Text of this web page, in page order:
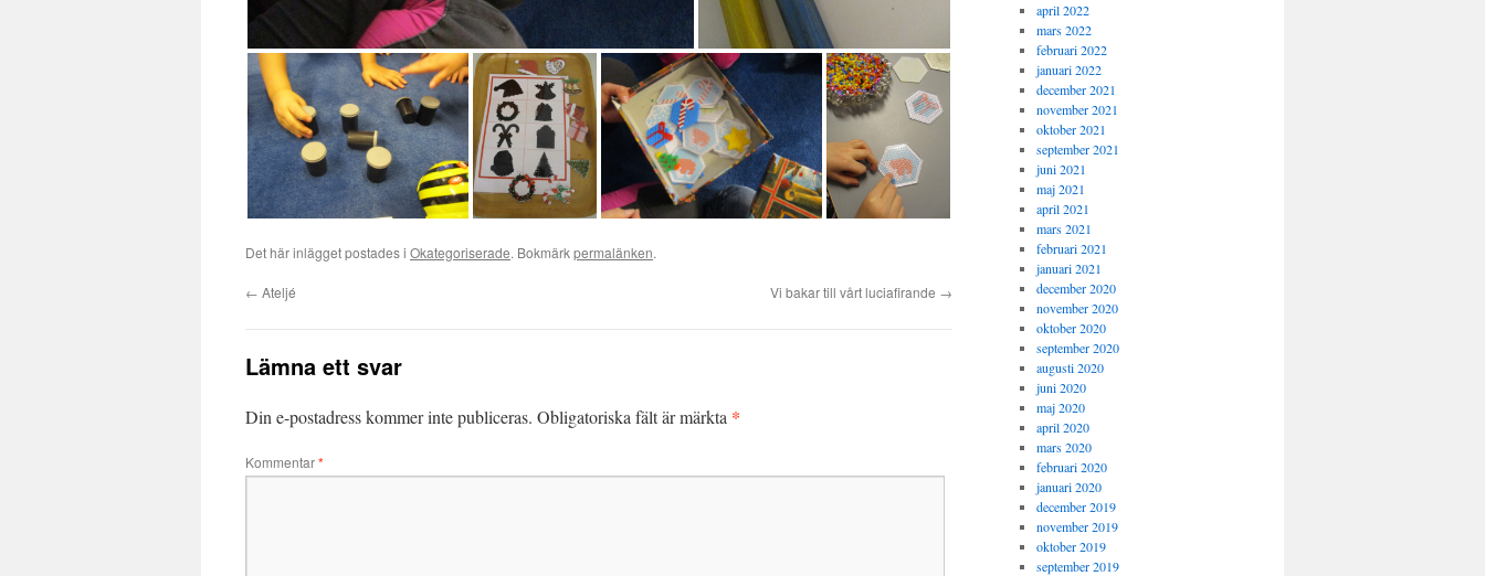
Det här inlägget postades i Okategoriserade. Bokmärkpermalänken.
← Ateljé Vi bakar till vårt luciafirande →
Lämna ett svar
Din e-postadress kommer inte publiceras. Obligatoriska fält är märkta *
Kommentar*
april 2022
mars 2022
februari 2022
januari 2022
december 2021
november 2021
oktober 2021
september 2021
juni 2021
maj 2021
april 2021
mars 2021
februari 2021
januari 2021
december 2020
november 2020
oktober 2020
september 2020
augusti 2020
juni 2020
maj 2020
april 2020
mars 2020
februari 2020
januari 2020
december 2019
november 2019
oktober 2019
september 2019